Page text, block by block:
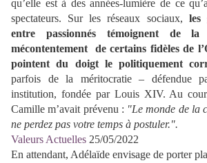
qu’elle est à des années-lumière de ce
spectateurs. Sur les réseaux sociaux, les
entre passionnés témoignent de
mécontentement de certains fidèles de
pointent du doigt le politiquement
parfois de la méritocratie – défendue
institution, fondée par Louis XIV. Au
Camille m’avait prévenu : "Le monde de la
ne perdez pas votre temps à postuler.".
Valeurs Actuelles 25/05/2022
En attendant, Adélaïde envisage de porter